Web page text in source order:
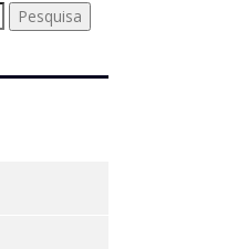
Pesquisa